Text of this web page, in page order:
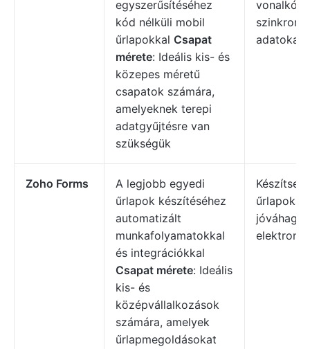
egyszerűsítéséhez
kód nélküli mobil
űrlapokkal Csapat
mérete: Ideális kis- és
közepes méretű
csapatok számára,
amelyeknek terepi
adatgyűjtésre van
szükségük
adatokat.
Zoho Forms
A legjobb egyedi
űrlapok készítéséhez
automatizált
munkafolyamatokkal
és integrációkkal
Csapat mérete: Ideális
kis- és
középvállalkozások
számára, amelyek
űrlapmegoldásokat
űrlapokat